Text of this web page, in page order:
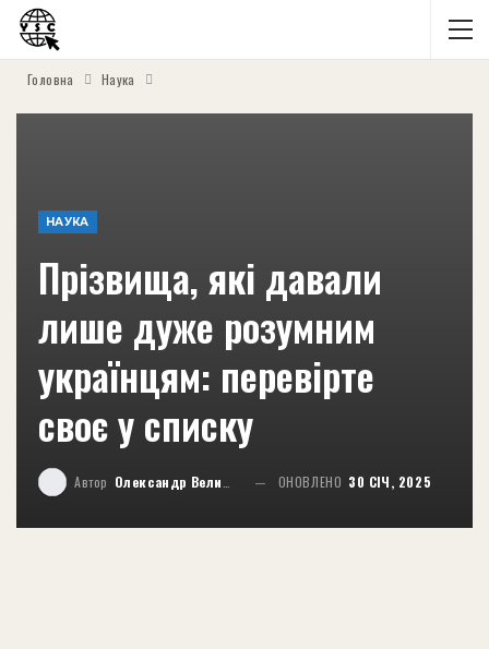
Головна Наука
НАУКА
Прізвища, які давали
лише дуже розумним
українцям: перевірте
своє у списку
Автор Олександр Великий ОНОВЛЕНО 30 СІЧ, 2025